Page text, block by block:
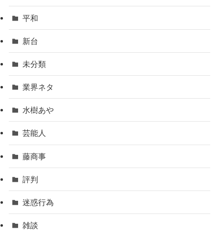
平和
新台
未分類
業界ネタ
水樹あや
芸能人
藤商事
評判
迷惑行為
雑談